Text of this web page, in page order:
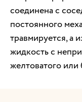
соединена с
постоянного
травмируется, а
жидкость с
желтоватого или